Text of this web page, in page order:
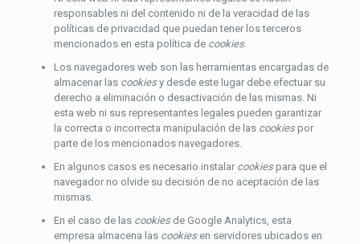
responsables ni del contenido ni de la veracidad de las
políticas de privacidad que puedan tener los terceros
mencionados en esta política de cookies.
Los navegadores web son las herramientas encargadas de
almacenar las cookiesy desde este lugar debe efectuar su
derecho a eliminación o desactivación de las mismas. Ni
esta web ni sus representantes legales pueden garantizar
la correcta o incorrecta manipulación de las cookiespor
parte de los mencionados navegadores.
En algunos casos es necesario instalar cookiespara que el
navegador no olvide su decisión de no aceptación de las
mismas.
En el caso de las cookiesde Google Analytics, esta
empresa almacena las cookiesen servidores ubicados en